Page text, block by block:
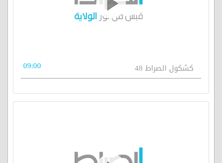
كشكول الصراط 48 09:00